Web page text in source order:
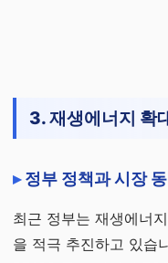
3. 재생에너지 확
정부 정책과 시장
최근 정부는 재생에너
을 적극 추진하고 있습